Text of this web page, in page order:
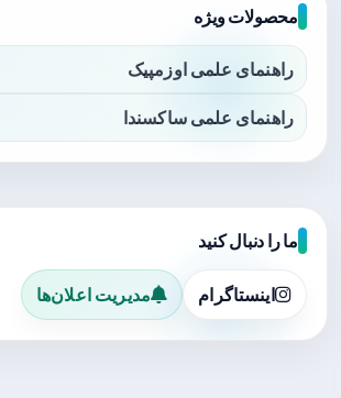
محصولات ویژه
راهنمای علمی اوزمپیک
راهنمای علمی ساکسندا
ما را دنبال کنید
اینستاگرام مدیریت اعلان‌ها